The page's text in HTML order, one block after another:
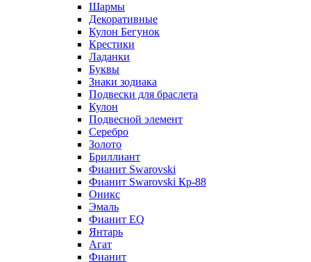
Шармы
Декоративные
Кулон Бегунок
Крестики
Ладанки
Буквы
Знаки зодиака
Подвески для браслета
Кулон
Подвесной элемент
Серебро
Золото
Бриллиант
Фианит Swarovski
Фианит Swarovski Кр-88
Оникс
Эмаль
Фианит EQ
Янтарь
Агат
Фианит